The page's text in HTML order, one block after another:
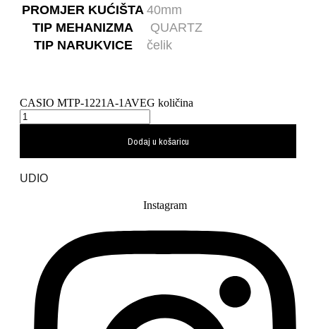
PROMJER KUĆIŠTA 40mm
TIP MEHANIZMA
QUARTZ
TIP NARUKVICE
čelik
CASIO MTP-1221A-1AVEG količina
Dodaj u košaricu
UDIO
Instagram